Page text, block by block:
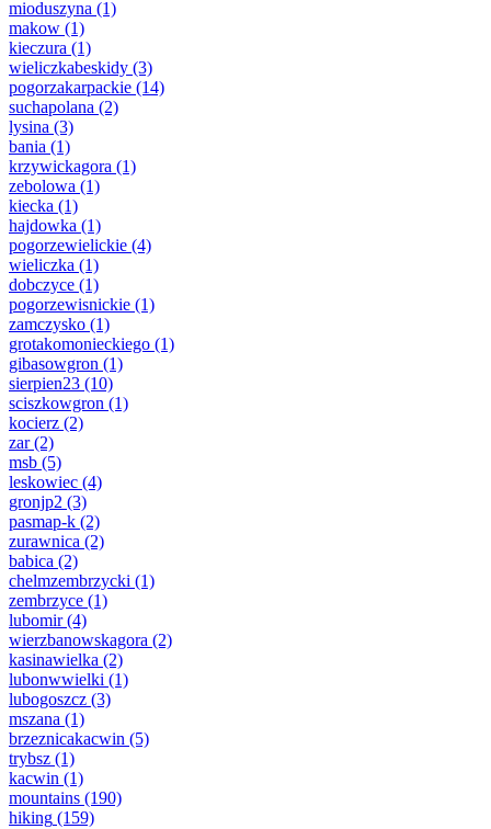
mioduszyna (1)
makow (1)
kieczura (1)
wieliczkabeskidy (3)
pogorzakarpackie (14)
suchapolana (2)
lysina (3)
bania (1)
krzywickagora (1)
zebolowa (1)
kiecka (1)
hajdowka (1)
pogorzewielickie (4)
wieliczka (1)
dobczyce (1)
pogorzewisnickie (1)
zamczysko (1)
grotakomonieckiego (1)
gibasowgron (1)
sierpien23 (10)
sciszkowgron (1)
kocierz (2)
zar(2)
msb (5)
leskowiec (4)
gronjp2 (3)
pasmap-k (2)
zurawnica (2)
babica (2)
chelmzembrzycki (1)
zembrzyce (1)
lubomir(4)
wierzbanowskagora (2)
kasinawielka (2)
lubonwwielki (1)
lubogoszcz (3)
mszana (1)
brzeznicakacwin (5)
trybsz (1)
kacwin (1)
mountains (190)
hiking (159)